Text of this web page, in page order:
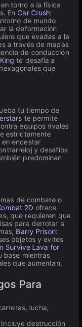
torno a la física
En Car Crush:
de mundo
la deformación
que evadas a la
a través de mapas
de conducción
te desafía a
que
tu tiempo de
te permite
equipos rivales
estrictamente
encestar
y desafíos
predominan
de combate o
2D ofrece
que requieren que
para derrotar a
Barry Prison:
objetos y evites
Survive Lava for
base mientras
que aumentan.
Para
lucha,
Incluye destrucción